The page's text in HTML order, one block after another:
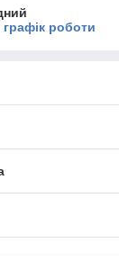
роботи